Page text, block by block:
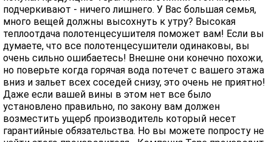
подчеркивают - ничего лишнего. У Вас большая семья,
много вещей должны высохнуть к утру? Высокая
теплоотдача полотенцесушителя поможет вам! Если вы
думаете, что все полотенцесушители одинаковы, вы
очень сильно ошибаетесь! Внешне они конечно похожи,
но поверьте когда горячая вода потечет с вашего этажа
вниз и зальет всех соседей снизу, это очень не приятно!
Даже если вашей вины в этом нет все было
установлено правильно, по закону вам должен
возместить ущерб производитель который несет
гарантийные обязательства. Но вы можете попросту не